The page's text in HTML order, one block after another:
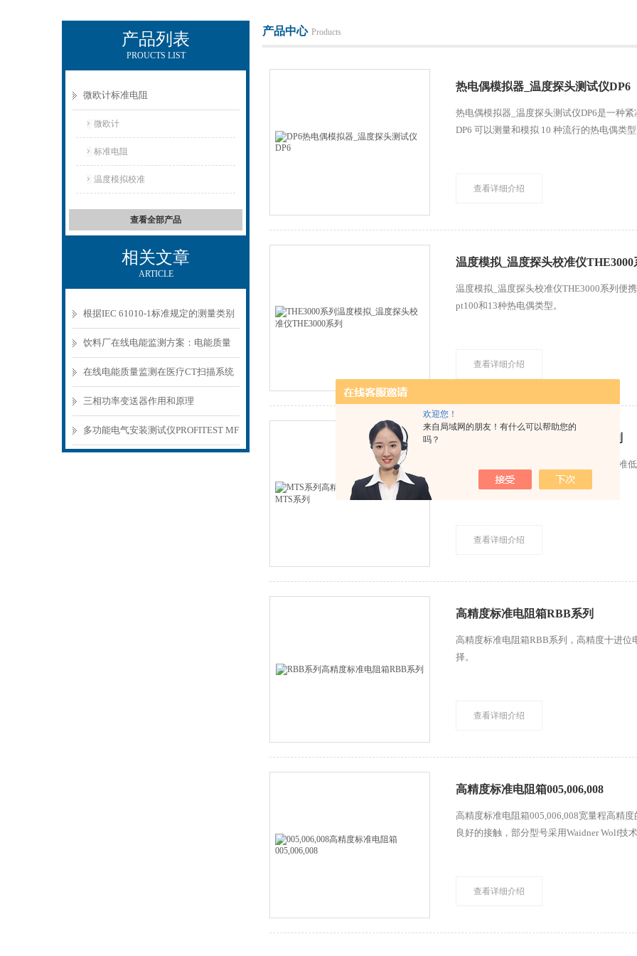
欢迎您！
来自局域网的朋友！有什么可以帮助您的
吗？
产品列表
PROUCTS LIST
微欧计标准电阻
微欧计
标准电阻
温度模拟校准
查看全部产品
相关文章
ARTICLE
根据IEC 61010-1标准规定的测量类别
解析
饮料厂在线电能监测方案：电能质量
分析仪PQ5000
在线电能质量监测在医疗CT扫描系统
中的应用
三相功率变送器作用和原理
多功能电气安装测试仪PROFITEST MF
产品中心 Products
热电偶模拟器_温度探头测试仪DP6
热电偶模拟器_温度探头测试仪DP6是一种
DP6 可以测量和模拟 10 种流行的热电偶类
查看详细介绍
温度模拟_温度探头校准仪THE3000
温度模拟_温度探头校准仪THE3000系列便
pt100和13种热电偶类型。
查看详细介绍
高精度_毫欧级标准电阻MTS系列
高精度_毫欧级标准电阻MTS系列轻松校准
校准本身变得简单。
查看详细介绍
高精度标准电阻箱RBB系列
高精度标准电阻箱RBB系列，高精度十进
择。
查看详细介绍
高精度标准电阻箱005,006,008
高精度标准电阻箱005,006,008宽量程高精
良好的接触，部分型号采用Waidner Wolf技
查看详细介绍